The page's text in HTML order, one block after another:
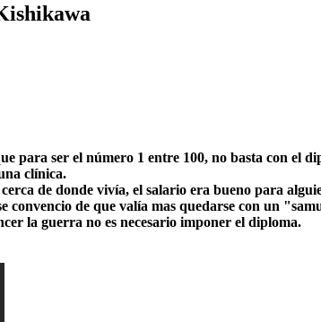
para ser el número 1 entre 100, no basta con el
clínica.
de donde vivía, el salario era bueno para
convencio de que valía mas quedarse con un
la guerra no es necesario imponer el diploma.